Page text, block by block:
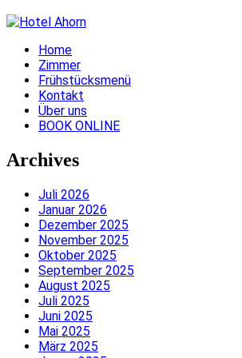
Home
Zimmer
Frühstücksmenü
Kontakt
Über uns
BOOK ONLINE
Archives
Juli 2026
Januar 2026
Dezember 2025
November 2025
Oktober 2025
September 2025
August 2025
Juli 2025
Juni 2025
Mai 2025
März 2025